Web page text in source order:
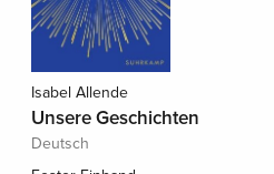
Isabel Allende
Unsere Geschichten
Deutsch